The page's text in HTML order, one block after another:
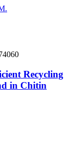
Recycling
in Chitin